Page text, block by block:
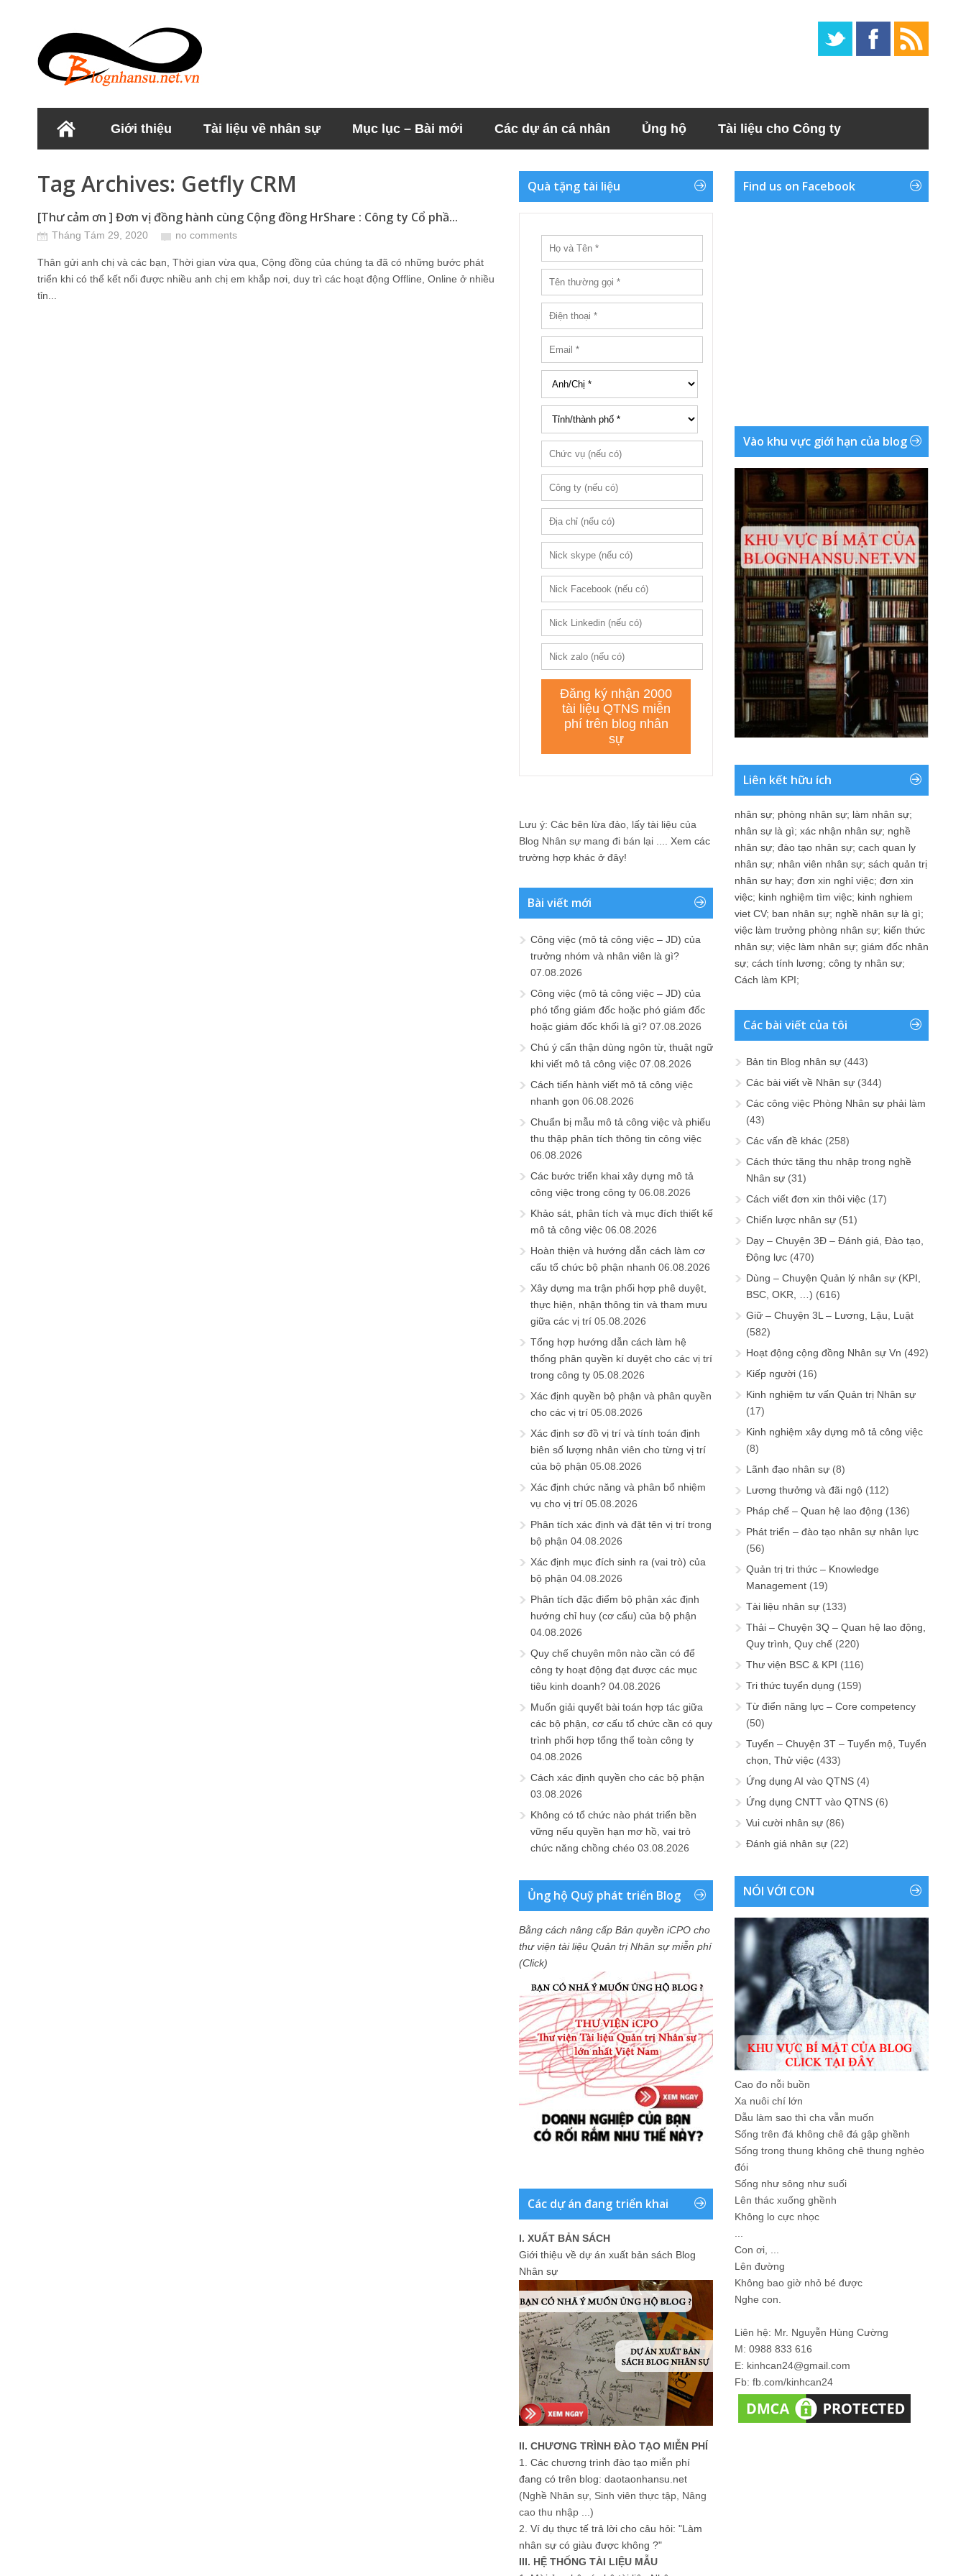
Giới thiệu Tài liệu về nhân sự Mục lục – Bài mới Các dự án cá nhân Ủng hộ Tài liệu cho Công ty
Tag Archives: Getfly CRM
[Thư cảm ơn ] Đơn vị đồng hành cùng Cộng đồng HrShare : Công ty Cổ phầ...
Tháng Tám 29, 2020 no comments
Thân gửi anh chị và các bạn, Thời gian vừa qua, Cộng đồng của chúng ta đã có những bước phát
triển khi có thể kết nối được nhiều anh chị em khắp nơi, duy trì các hoạt động Offline, Online ở nhiều
tỉn...
Quà tặng tài liệu
Lưu ý: Các bên lừa đảo, lấy tài liệu của
Blog Nhân sự mang đi bán lại .... Xem các
trường hợp khác ở đây!
Bài viết mới
Công việc (mô tả công việc – JD) của
trưởng nhóm và nhân viên là gì?
07.08.2026
Công việc (mô tả công việc – JD) của
phó tổng giám đốc hoặc phó giám đốc
hoặc giám đốc khối là gì? 07.08.2026
Chú ý cẩn thận dùng ngôn từ, thuật ngữ
khi viết mô tả công việc 07.08.2026
Cách tiến hành viết mô tả công việc
nhanh gọn 06.08.2026
Chuẩn bị mẫu mô tả công việc và phiếu
thu thập phân tích thông tin công việc
06.08.2026
Các bước triển khai xây dựng mô tả
công việc trong công ty 06.08.2026
Khảo sát, phân tích và mục đích thiết kế
mô tả công việc 06.08.2026
Hoàn thiện và hướng dẫn cách làm cơ
cấu tổ chức bộ phận nhanh 06.08.2026
Xây dựng ma trận phối hợp phê duyệt,
thực hiện, nhận thông tin và tham mưu
giữa các vị trí 05.08.2026
Tổng hợp hướng dẫn cách làm hệ
thống phân quyền kí duyệt cho các vị trí
trong công ty 05.08.2026
Xác định quyền bộ phận và phân quyền
cho các vị trí 05.08.2026
Xác định sơ đồ vị trí và tính toán định
biên số lượng nhân viên cho từng vị trí
của bộ phận 05.08.2026
Xác định chức năng và phân bổ nhiệm
vụ cho vị trí 05.08.2026
Phân tích xác định và đặt tên vị trí trong
bộ phận 04.08.2026
Xác định mục đích sinh ra (vai trò) của
bộ phận 04.08.2026
Phân tích đặc điểm bộ phận xác định
hướng chỉ huy (cơ cấu) của bộ phận
04.08.2026
Quy chế chuyên môn nào cần có để
công ty hoạt động đạt được các mục
tiêu kinh doanh? 04.08.2026
Muốn giải quyết bài toán hợp tác giữa
các bộ phận, cơ cấu tổ chức cần có quy
trình phối hợp tổng thể toàn công ty
04.08.2026
Cách xác định quyền cho các bộ phận
03.08.2026
Không có tổ chức nào phát triển bền
vững nếu quyền hạn mơ hồ, vai trò
chức năng chồng chéo 03.08.2026
Ủng hộ Quỹ phát triển Blog
Bằng cách nâng cấp Bản quyền iCPO cho
thư viện tài liệu Quản trị Nhân sự miễn phí
(Click)
Các dự án đang triển khai
I. XUẤT BẢN SÁCH
Giới thiệu về dự án xuất bản sách Blog
Nhân sự
II. CHƯƠNG TRÌNH ĐÀO TẠO MIỄN PHÍ
1. Các chương trình đào tạo miễn phí
đang có trên blog: daotaonhansu.net
(Nghề Nhân sự, Sinh viên thực tập, Nâng
cao thu nhập ...)
2. Ví dụ thực tế trả lời cho câu hỏi: "Làm
nhân sự có giàu được không ?"
III. HỆ THỐNG TÀI LIỆU MẪU
Find us on Facebook
Vào khu vực giới hạn của blog
Liên kết hữu ích
nhân sự; phòng nhân sự; làm nhân sự;
nhân sự là gì; xác nhận nhân sự; nghề
nhân sự; đào tạo nhân sự; cach quan ly
nhân sự; nhân viên nhân sự; sách quản trị
nhân sự hay; đơn xin nghỉ việc; đơn xin
việc; kinh nghiệm tìm việc; kinh nghiem
viet CV; ban nhân sự; nghề nhân sự là gì;
việc làm trưởng phòng nhân sự; kiến thức
nhân sự; việc làm nhân sự; giám đốc nhân
sự; cách tính lương; công ty nhân sự;
Cách làm KPI;
Các bài viết của tôi
Bản tin Blog nhân sự (443)
Các bài viết về Nhân sự (344)
Các công việc Phòng Nhân sự phải làm
(43)
Các vấn đề khác (258)
Cách thức tăng thu nhập trong nghề
Nhân sự (31)
Cách viết đơn xin thôi việc (17)
Chiến lược nhân sự (51)
Dạy – Chuyện 3Đ – Đánh giá, Đào tạo,
Động lực (470)
Dùng – Chuyện Quản lý nhân sự (KPI,
BSC, OKR, …) (616)
Giữ – Chuyện 3L – Lương, Lậu, Luật
(582)
Hoạt động cộng đồng Nhân sự Vn (492)
Kiếp người (16)
Kinh nghiệm tư vấn Quản trị Nhân sự
(17)
Kinh nghiệm xây dựng mô tả công việc
(8)
Lãnh đạo nhân sự (8)
Lương thưởng và đãi ngộ (112)
Pháp chế – Quan hệ lao động (136)
Phát triển – đào tạo nhân sự nhân lực
(56)
Quản trị tri thức – Knowledge
Management (19)
Tài liệu nhân sự (133)
Thải – Chuyện 3Q – Quan hệ lao động,
Quy trình, Quy chế (220)
Thư viện BSC & KPI (116)
Tri thức tuyển dụng (159)
Từ điển năng lực – Core competency
(50)
Tuyển – Chuyện 3T – Tuyển mộ, Tuyển
chọn, Thử việc (433)
Ứng dụng AI vào QTNS (4)
Ứng dụng CNTT vào QTNS (6)
Vui cười nhân sự (86)
Đánh giá nhân sự (22)
NÓI VỚI CON
Cao đo nỗi buồn
Xa nuôi chí lớn
Dẫu làm sao thì cha vẫn muốn
Sống trên đá không chê đá gập ghềnh
Sống trong thung không chê thung nghèo
đói
Sống như sông như suối
Lên thác xuống ghềnh
Không lo cực nhọc
Con ơi, ...
Lên đường
Không bao giờ nhỏ bé được
Nghe con.
Liên hệ: Mr. Nguyễn Hùng Cường
M: 0988 833 616
E: kinhcan24@gmail.com
Fb: fb.com/kinhcan24